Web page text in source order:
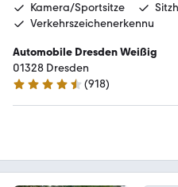
Kamera/Sportsitze
Verkehrszeichenerkennu
Automobile Dresden Weißig
01328 Dresden
4.4 Sterne
(918)